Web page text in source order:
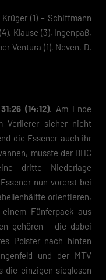
(1) – Schiffmann
Klause (3), Ingenpaß,
Ventura (1), Neven, D.
(14:12). Am Ende
Verlierer sicher nicht
die Essener auch ihr
musste der BHC
dritte Niederlage
nun vorerst bei
orientieren,
Fünferpack aus
gehören – die dabei
Polster nach hinten
und der MTV
die einzigen sieglosen